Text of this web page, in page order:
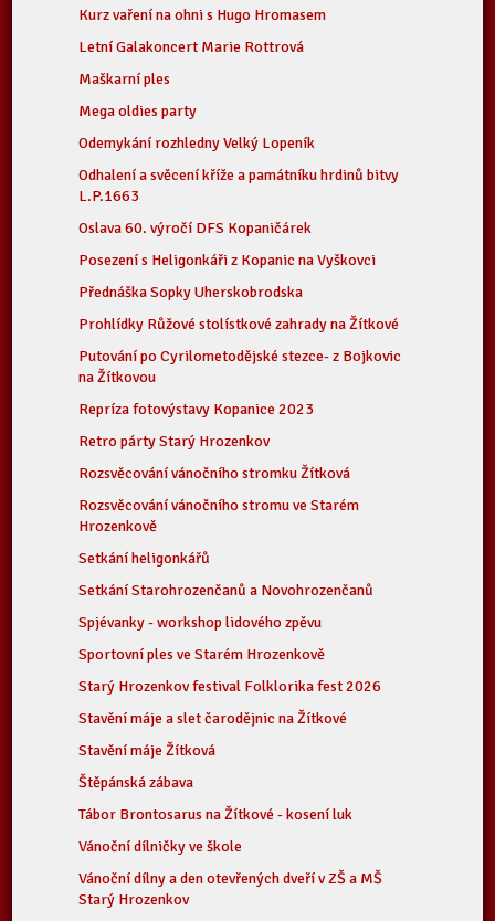
Kurz vaření na ohni s Hugo Hromasem
Letní Galakoncert Marie Rottrová
Maškarní ples
Mega oldies party
Odemykání rozhledny Velký Lopeník
Odhalení a svěcení kříže a památníku hrdinů bitvy
L.P.1663
Oslava 60. výročí DFS Kopaničárek
Posezení s Heligonkáři z Kopanic na Vyškovci
Přednáška Sopky Uherskobrodska
Prohlídky Růžové stolístkové zahrady na Žítkové
Putování po Cyrilometodějské stezce- z Bojkovic
na Žítkovou
Repríza fotovýstavy Kopanice 2023
Retro párty Starý Hrozenkov
Rozsvěcování vánočního stromku Žítková
Rozsvěcování vánočního stromu ve Starém
Hrozenkově
Setkání heligonkářů
Setkání Starohrozenčanů a Novohrozenčanů
Spjévanky - workshop lidového zpěvu
Sportovní ples ve Starém Hrozenkově
Starý Hrozenkov festival Folklorika fest 2026
Stavění máje a slet čarodějnic na Žítkové
Stavění máje Žítková
Štěpánská zábava
Tábor Brontosarus na Žítkové - kosení luk
Vánoční dílničky ve škole
Vánoční dílny a den otevřených dveří v ZŠ a MŠ
Starý Hrozenkov